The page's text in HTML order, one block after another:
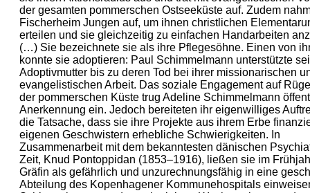
der gesamten pommerschen Ostseeküste auf. Zudem
Fischerheim Jungen auf, um ihnen christlichen
erteilen und sie gleichzeitig zu einfachen Handarbeiten
(…) Sie bezeichnete sie als ihre Pflegesöhne. Einen von
konnte sie adoptieren: Paul Schimmelmann unterstützte
Adoptivmutter bis zu deren Tod bei ihrer missionarischen
evangelistischen Arbeit. Das soziale Engagement auf
der pommerschen Küste trug Adeline Schimmelmann
Anerkennung ein. Jedoch bereiteten ihr eigenwilliges
die Tatsache, dass sie ihre Projekte aus ihrem Erbe
eigenen Geschwistern erhebliche Schwierigkeiten. In
Zusammenarbeit mit dem bekanntesten dänischen
Zeit, Knud Pontoppidan (1853–1916), ließen sie im
Gräfin als gefährlich und unzurechnungsfähig in eine
Abteilung des Kopenhagener Kommunehospitals